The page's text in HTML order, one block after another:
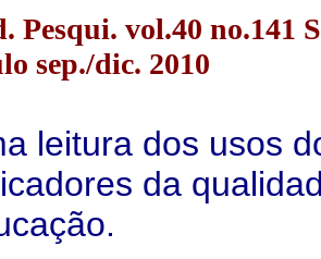
Pesqui. vol.40 no.141
sep./dic. 2010
leitura dos usos
da